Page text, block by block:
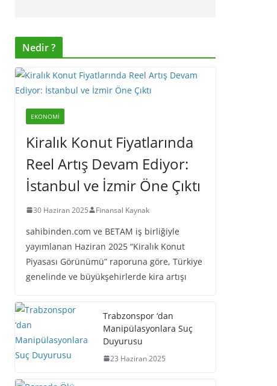
Nedir ?
EKONOMI
Kiralık Konut Fiyatlarında
Reel Artış Devam Ediyor:
İstanbul ve İzmir Öne Çıktı
30 Haziran 2025 Finansal Kaynak
sahibinden.com ve BETAM iş birliğiyle
yayımlanan Haziran 2025 “Kiralık Konut
Piyasası Görünümü” raporuna göre, Türkiye
genelinde ve büyükşehirlerde kira artışı
Trabzonspor ‘dan
Manipülasyonlara Suç
Duyurusu
23 Haziran 2025